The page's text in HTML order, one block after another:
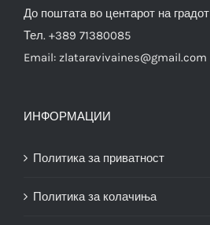
До поштата во центарот на градот
Тел. +389 71380085
Email: zlataravivaines@gmail.com
ИНФОРМАЦИИ
Политика за приватност
Политика за колачиња